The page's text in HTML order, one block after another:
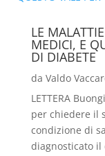
LE
MEDICI, E
DI DIABETE
da Valdo
LETTERA
per chiedere il
condizione di
diagnosticato